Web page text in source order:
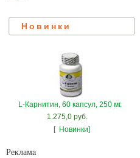
Новинки
L-Карнитин, 60 капсул, 250 мг.
1.275,0 руб.
[ Новинки]
Рекламa